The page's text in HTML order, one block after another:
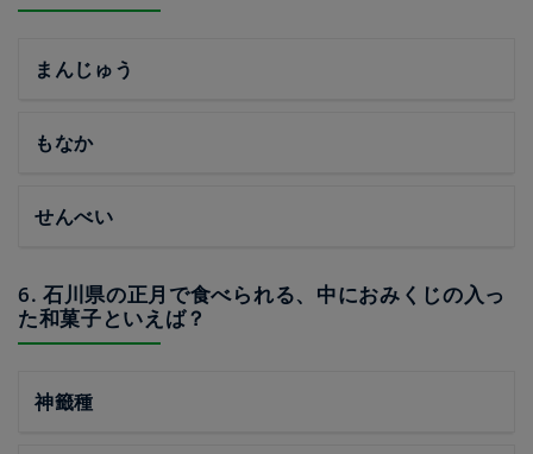
まんじゅう
もなか
せんべい
6. 石川県の正月で食べられる、中におみくじの入っ
た和菓子といえば？
神籤種